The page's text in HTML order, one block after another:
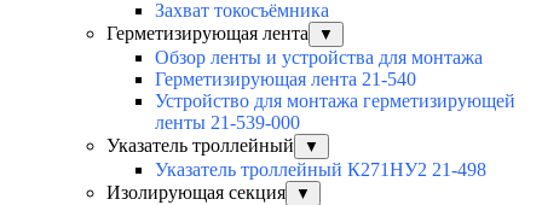
Захват токосъёмника
Герметизирующая лента
▼
Обзор ленты и устройства для монтажа
Герметизирующая лента 21-540
Устройство для монтажа герметизирующей
ленты 21-539-000
Указатель троллейный
▼
Указатель троллейный К271НУ2 21-498
Изолирующая секция
▼